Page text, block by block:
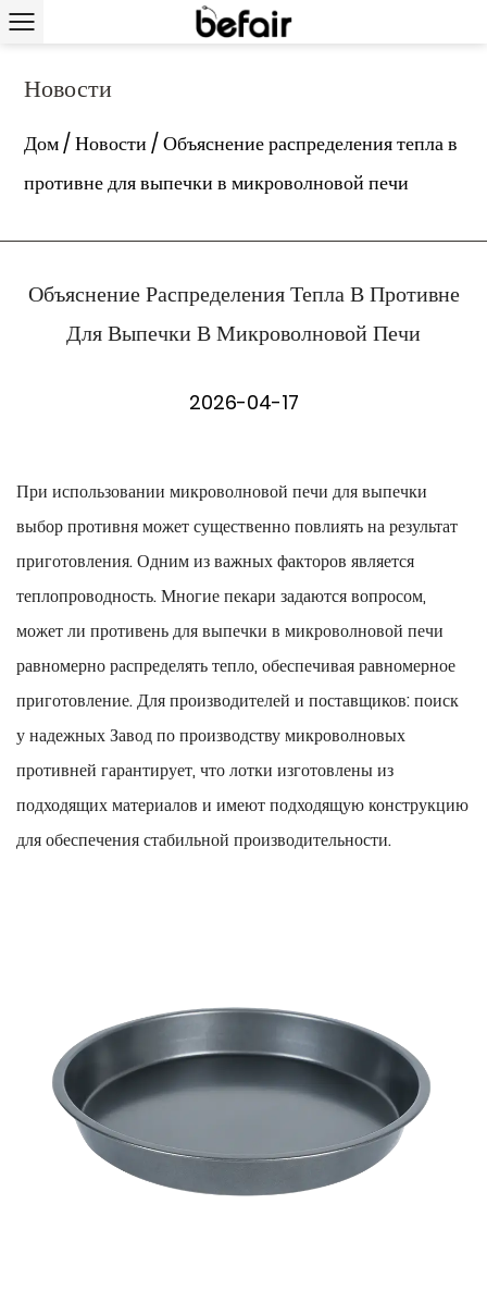
Новости
Дом/Новости /Объяснение распределения тепла в
противне для выпечки в микроволновой печи
Объяснение Распределения Тепла В Противне
Для Выпечки В Микроволновой Печи
2026-04-17
При использовании микроволновой печи для выпечки
выбор противня может существенно повлиять на результат
приготовления. Одним из важных факторов является
теплопроводность. Многие пекари задаются вопросом,
может ли противень для выпечки в микроволновой печи
равномерно распределять тепло, обеспечивая равномерное
приготовление. Для производителей и поставщиков: поиск
у надежныхЗавод по производству микроволновых
противней гарантирует, что лотки изготовлены из
подходящих материалов и имеют подходящую конструкцию
для обеспечения стабильной производительности.